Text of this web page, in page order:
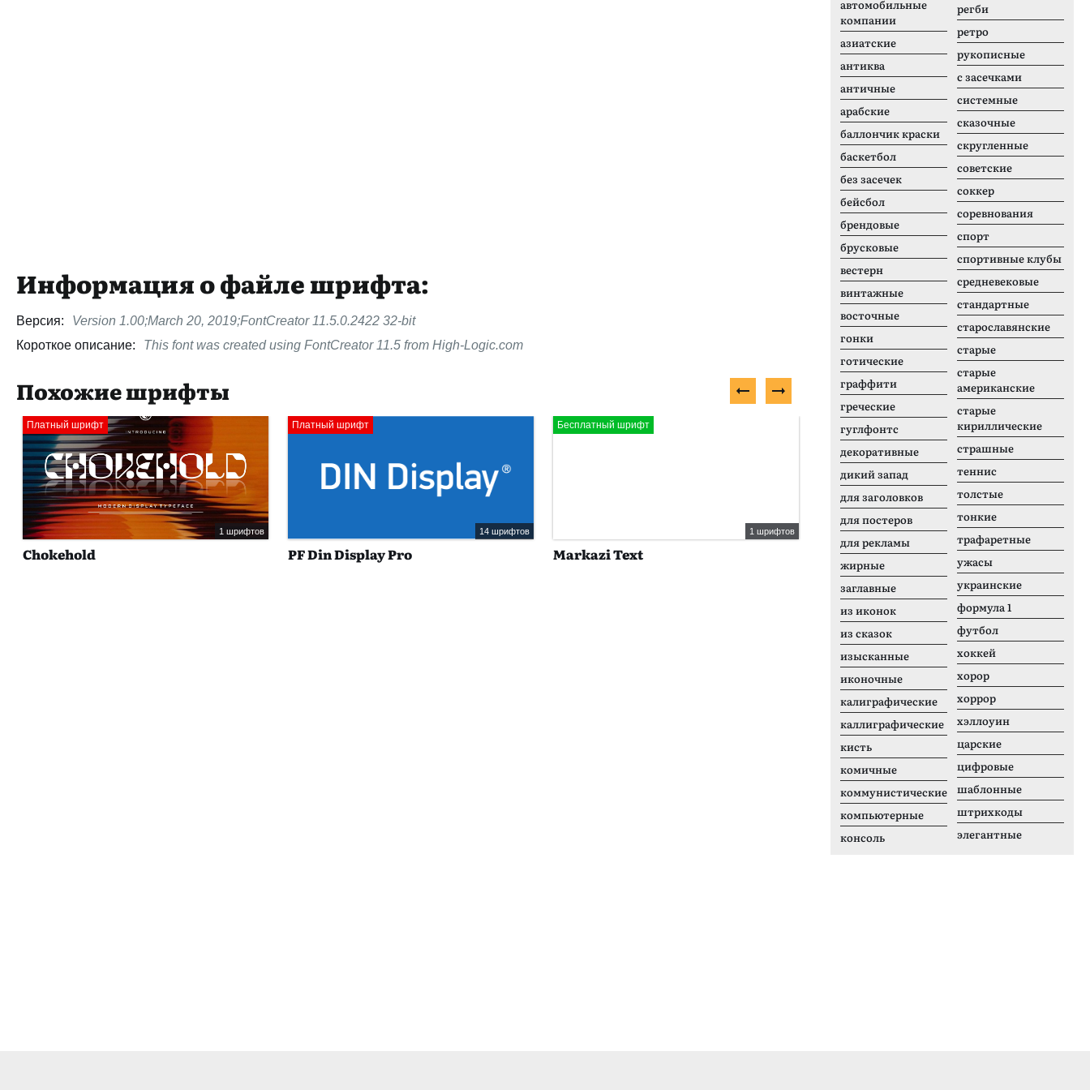
Информация о файле шрифта:
Версия:
Version 1.00;March 20, 2019;FontCreator 11.5.0.2422 32-bit
Короткое описание:
This font was created using FontCreator 11.5 from High-Logic.com
Похожие шрифты
Платный шрифт
1 шрифтов
Chokehold
Платный шрифт
14 шрифтов
PF Din Display Pro
Бесплатный шрифт
1 шрифтов
Markazi Text
Платный шрифт
1 шрифтов
HS DeVille
автомобильные
компании
азиатские
антиква
античные
арабские
баллончик краски
баскетбол
без засечек
бейсбол
брендовые
брусковые
вестерн
винтажные
восточные
гонки
готические
граффити
греческие
гуглфонтс
декоративные
дикий запад
для заголовков
для постеров
для рекламы
жирные
заглавные
из иконок
из сказок
изысканные
иконочные
калиграфические
каллиграфические
кисть
комичные
коммунистические
компьютерные
консоль
регби
ретро
рукописные
с засечками
системные
сказочные
скругленные
советские
соккер
соревнования
спорт
спортивные клубы
средневековые
стандартные
старославянские
старые
старые
американские
старые
кириллические
страшные
теннис
толстые
тонкие
трафаретные
ужасы
украинские
формула 1
футбол
хоккей
хорор
хоррор
хэллоуин
царские
цифровые
шаблонные
штрихкоды
элегантные